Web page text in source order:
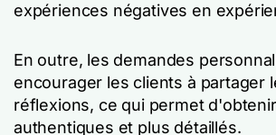
expériences négatives en
En outre, les demandes
encourager les clients à partager
réflexions, ce qui permet
authentiques et plus détaillés.